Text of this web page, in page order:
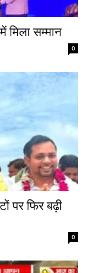
मिला सम्मान
0
पर फिर बढ़ी
0